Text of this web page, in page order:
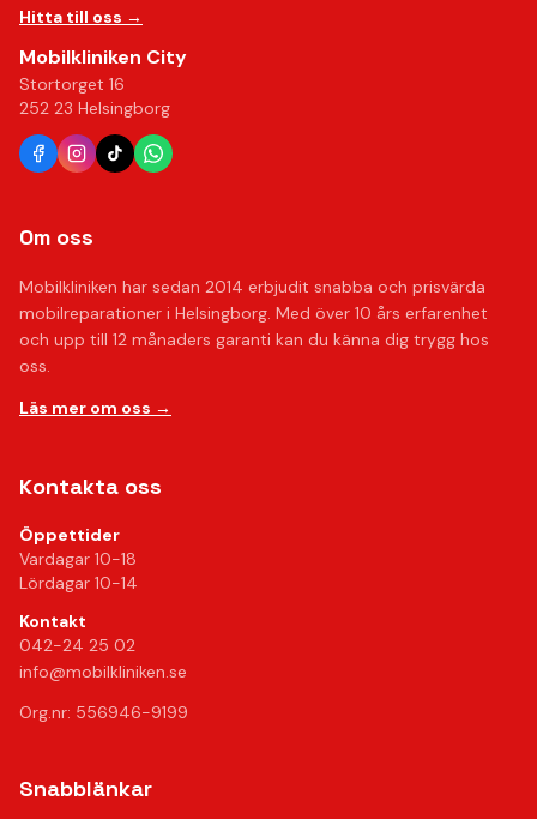
Hitta till oss →
Mobilkliniken City
Stortorget 16
252 23 Helsingborg
Om oss
Mobilkliniken har sedan 2014 erbjudit snabba och prisvärda
mobilreparationer i Helsingborg. Med över 10 års erfarenhet
och upp till 12 månaders garanti kan du känna dig trygg hos
oss.
Läs mer om oss →
Kontakta oss
Öppettider
Vardagar 10-18
Lördagar 10-14
Kontakt
042-24 25 02
info@mobilkliniken.se
Org.nr: 556946-9199
Snabblänkar